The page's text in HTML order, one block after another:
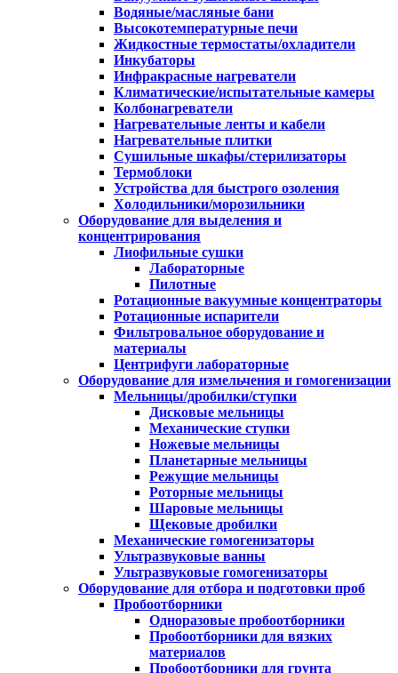
Водяные/масляные бани
Высокотемпературные печи
Жидкостные термостаты/охладители
Инкубаторы
Инфракрасные нагреватели
Климатические/испытательные камеры
Колбонагреватели
Нагревательные ленты и кабели
Нагревательные плитки
Сушильные шкафы/стерилизаторы
Термоблоки
Устройства для быстрого озоления
Холодильники/морозильники
Оборудование для выделения и
концентрирования
Лиофильные сушки
Лабораторные
Пилотные
Ротационные вакуумные концентраторы
Ротационные испарители
Фильтровальное оборудование и
материалы
Центрифуги лабораторные
Оборудование для измельчения и гомогенизации
Мельницы/дробилки/ступки
Дисковые мельницы
Механические ступки
Ножевые мельницы
Планетарные мельницы
Режущие мельницы
Роторные мельницы
Шаровые мельницы
Щековые дробилки
Механические гомогенизаторы
Ультразвуковые ванны
Ультразвуковые гомогенизаторы
Оборудование для отбора и подготовки проб
Пробоотборники
Одноразовые пробоотборники
Пробоотборники для вязких
материалов
Пробоотборники для грунта